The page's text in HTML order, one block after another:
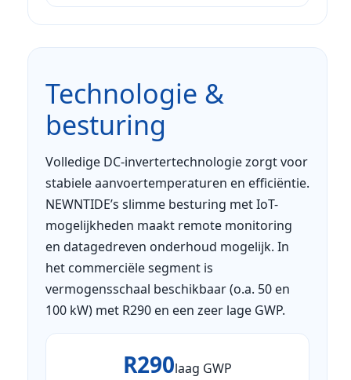
Technologie &
besturing
Volledige DC-invertertechnologie zorgt voor
stabiele aanvoertemperaturen en efficiëntie.
NEWNTIDE’s slimme besturing met IoT-
mogelijkheden maakt remote monitoring
en datagedreven onderhoud mogelijk. In
het commerciële segment is
vermogensschaal beschikbaar (o.a. 50 en
100 kW) met R290 en een zeer lage GWP.
R290laag GWP